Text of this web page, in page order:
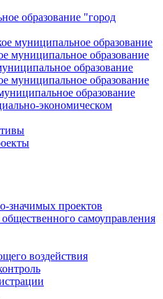
образование "город
муниципальное образование
муниципальное образование
образование
муниципальное образование
образование
экономическом
значимых проектов
самоуправления
воздействия